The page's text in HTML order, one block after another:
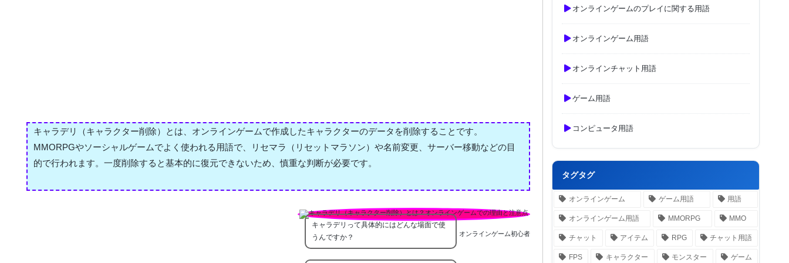
キャラデリ（キャラクター削除）とは、オンラインゲームで作成したキャラクターのデータを削除することです。
MMORPGやソーシャルゲームでよく使われる用語で、リセマラ（リセットマラソン）や名前変更、サーバー移動などの目
的で行われます。一度削除すると基本的に復元できないため、慎重な判断が必要です。
オンラインゲーム初心者
キャラデリって具体的にはどんな場面で使
うんですか？
オンラインゲームのプレイに関する用語
オンラインゲーム用語
オンラインチャット用語
ゲーム用語
コンピュータ用語
タグタグ
オンラインゲーム ゲーム用語 用語
オンラインゲーム用語 MMORPG MMO
チャット アイテム RPG チャット用語
FPS キャラクター モンスター ゲーム